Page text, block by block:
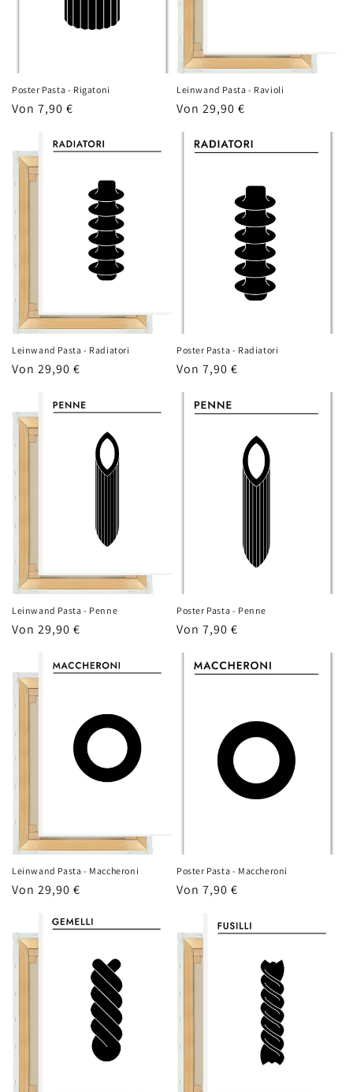
Poster Pasta - Rigatoni
Normaler
Von 7,90 €
Leinwand Pasta - Ravioli
Normaler
Von 29,90 €
Leinwand Pasta - Radiatori
Normaler
Von 29,90 €
Poster Pasta - Radiatori
Normaler
Von 7,90 €
Leinwand Pasta - Penne
Normaler
Von 29,90 €
Poster Pasta - Penne
Normaler
Von 7,90 €
Leinwand Pasta - Maccheroni
Normaler
Von 29,90 €
Poster Pasta - Maccheroni
Normaler
Von 7,90 €